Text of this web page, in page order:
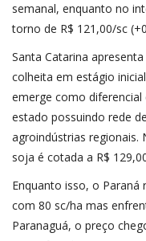
semanal, enquanto no
torno de R$ 121,00/sc
Santa Catarina
colheita em estágio
emerge como
estado possuindo rede
agroindústrias regionais.
soja é cotada a R$
Enquanto isso, o
com 80 sc/ha mas
Paranaguá, o preço